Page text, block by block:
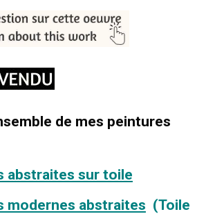
de mes peintures
abstraites sur toile
modernes abstraites (Toile